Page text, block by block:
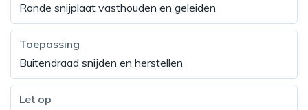
Ronde snijplaat vasthouden en geleiden
Toepassing
Buitendraad snijden en herstellen
Let op